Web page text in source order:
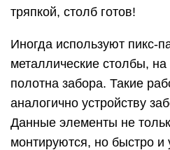
тряпкой, столб готов!
Иногда используют пикс-
металлические столбы, на
полотна забора. Такие
аналогично устройству
Данные элементы не
монтируются, но быстро и